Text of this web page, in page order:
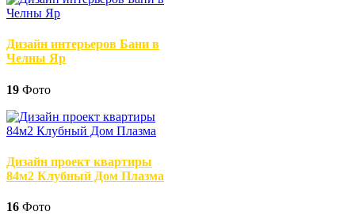
Дизайн интерьеров Бани в
Челны Яр
19 Фото
Дизайн проект квартиры
84м2 Клубный Дом Плазма
16 Фото